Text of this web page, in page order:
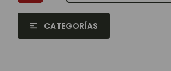
CATEGORÍAS